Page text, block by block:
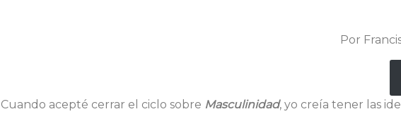
Por
Cuando acepté cerrar el ciclo sobre Masculinidad, yo creía tener las